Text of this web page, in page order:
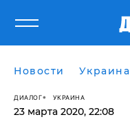
Новости Украина
ДИАЛОГ УКРАИНА
23 марта 2020, 22:08